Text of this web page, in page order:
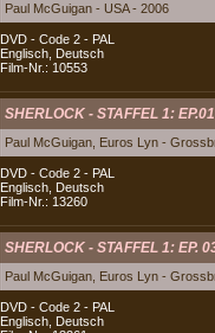
Paul McGuigan - USA - 2006
DVD - Code 2 - PAL
Englisch, Deutsch
Film-Nr.: 10553
SHERLOCK - STAFFEL 1:
Paul McGuigan, Euros Lyn -
DVD - Code 2 - PAL
Englisch, Deutsch
Film-Nr.: 13260
SHERLOCK - STAFFEL 1: EP.
Paul McGuigan, Euros Lyn -
DVD - Code 2 - PAL
Englisch, Deutsch